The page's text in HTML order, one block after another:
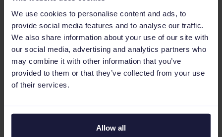
We use cookies to personalise content and ads, to
provide social media features and to analyse our traffic.
We also share information about your use of our site with
our social media, advertising and analytics partners who
may combine it with other information that you’ve
provided to them or that they’ve collected from your use
of their services.
Allow all